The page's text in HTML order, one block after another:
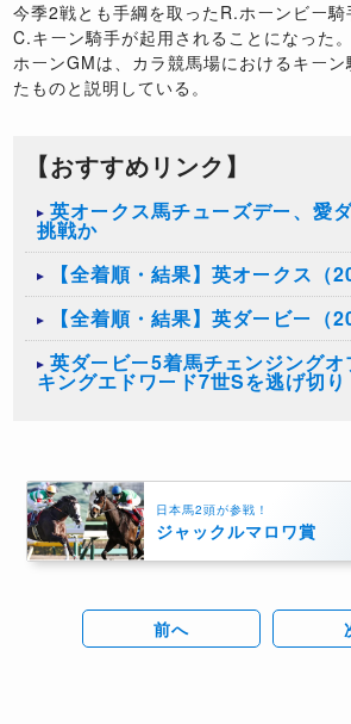
今季2戦とも手綱を取ったR.ホーンビー
C.キーン騎手が起用されることになった
ホーンGMは、カラ競馬場におけるキー
たものと説明している。
【おすすめリンク】
英オークス馬チューズデー、愛
挑戦か
【全着順・結果】英オークス（
【全着順・結果】英ダービー（
英ダービー5着馬チェンジング
キングエドワード7世Sを逃げ切り
日本馬2頭が参戦！
ジャックルマロワ賞
前へ